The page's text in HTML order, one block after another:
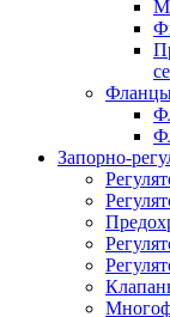
Запорно-